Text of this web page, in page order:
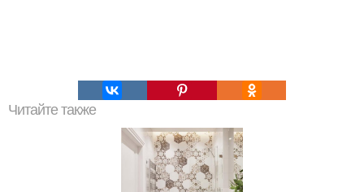
Читайте также